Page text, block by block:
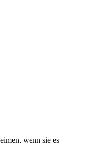
wenn sie es